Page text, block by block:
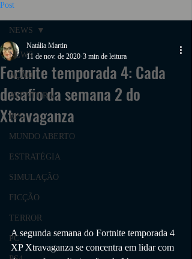
Post
NEWS
AÇÃO
AVENTURA
RPG
MUNDO ABERTO
ESTRATÉGIA
SIMULAÇÃO
FICÇÃO
TERROR
PC
NEWS
Fortnite temporada 4: Cada
desafio da semana 2 do
Xtravaganza
Natália Martin
11 de nov. de 2020 3 min de leitura
A segunda semana do Fortnite temporada 4
XP Xtravaganza se concentra em lidar com